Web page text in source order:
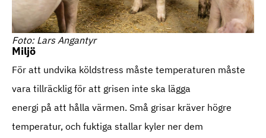
Foto: Lars Angantyr
Miljö
För att undvika köldstress måste temperaturen måste
vara tillräcklig för att grisen inte ska lägga
energi på att hålla värmen. Små grisar kräver högre
temperatur, och fuktiga stallar kyler ner dem